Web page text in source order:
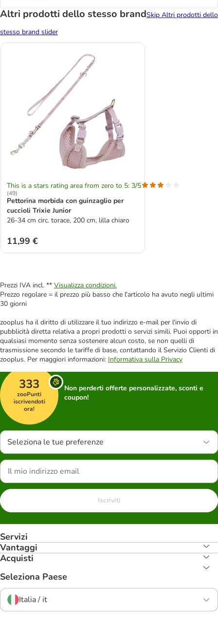
Altri prodotti dello stesso brandSkip Altri prodotti dello
stesso brand slider
This is a stars rating area from zero to 5: 3/5
(49)
Pettorina morbida con guinzaglio per
cuccioli Trixie Junior
26-34 cm circ. torace, 200 cm, lilla chiaro
11,99 €
Prezzi IVA incl. ** Visualizza condizioni.
Prezzo regolare = il prezzo più basso che l'articolo ha avuto negli ultimi
30 giorni
zooplus ha il diritto di utilizzare il tuo indirizzo e-mail per l'invio di
pubblicità diretta relativa a propri prodotti o servizi simili. Puoi opporti in
qualsiasi momento senza sostenere alcun costo, se non quelli di
trasmissione secondo le tariffe di base, contattando il Servizio Clienti di
zooplus. Per maggiori informazioni: Informativa sulla Privacy
333
zooPunti
iscrivendoti
ora!
Non perderti offerte personalizzate, sconti e
coupon!
Seleziona le tue preferenze
Iscriviti
Servizi
Vantaggi
Acquisti
Seleziona Paese
Italia / it